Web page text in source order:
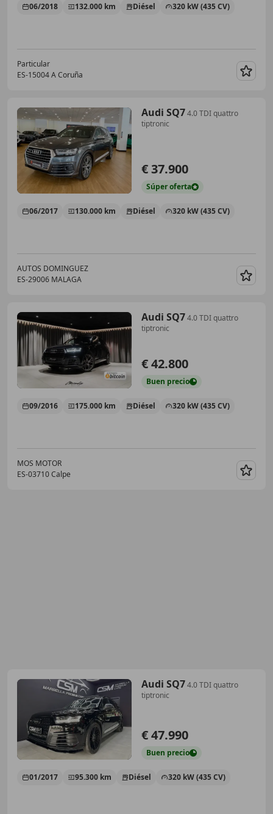
06/2018 132.000 km Diésel 320 kW (435 CV)
Particular
ES-15004 A Coruña
Audi SQ74.0 TDI quattro
tiptronic
€ 37.900
Súperoferta
06/2017 130.000 km Diésel 320 kW (435 CV)
AUTOS DOMINGUEZ
ES-29006 MALAGA
Audi SQ74.0 TDI quattro
tiptronic
€ 42.800
Buen precio
09/2016 175.000 km Diésel 320 kW (435 CV)
MOS MOTOR
ES-03710 Calpe
Audi SQ74.0 TDI quattro
tiptronic
€ 47.990
Buen precio
01/2017 95.300 km Diésel 320 kW (435 CV)